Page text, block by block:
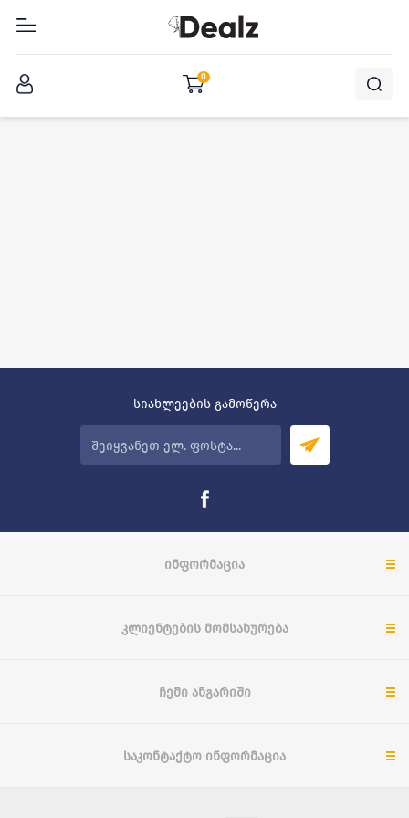
0
სიახლეების გამოწერა
ᲘᲜᲤᲝᲠᲛᲐᲪᲘᲐ
ᲙᲚᲘᲔᲜᲢᲔᲑᲘᲡ ᲛᲝᲛᲡᲐᲮᲣᲠᲔᲑᲐ
ᲩᲔᲛᲘ ᲐᲜᲒᲐᲠᲘᲨᲘ
ᲡᲐᲙᲝᲜᲢᲐᲥᲢᲝ ᲘᲜᲤᲝᲠᲛᲐᲪᲘᲐ